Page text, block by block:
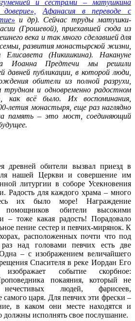
и сестрами – матушкина
Афанасия в переводе с
и др). Сейчас труды матушки-
(Грошевой), приехавшей сюда из
века и так много сделавшей для
развития монастырской жизни,
Елисавета (Никишкина). Накануне
Иоанна Предтечи мы решили
давней публикации, в которой люди,
обители из полной разрухи,
и одновременно радостном
как всё было. Их воспоминания,
летия монастыря, еще раз наглядно
память – это мост, соединяющий
древней обители вызвал приезд в
нашей Церкви и совершение им
литургии в соборе Усекновения
Радость для каждого храма – много
их было море! Награждение
обители высокими
– тоже какая радость! Порадовало
пение сестер и певчих-мирянок. К
расположенных почти что под
над головами певчих есть две
– с изображением величайшего
Спасителя в реке Иордан Его
событие скорбное:
покаяния, который не
людей, фарисеев,
царя. Для певчих эти фрески –
в каком они месте находятся и
должны исполнять свое послушание.